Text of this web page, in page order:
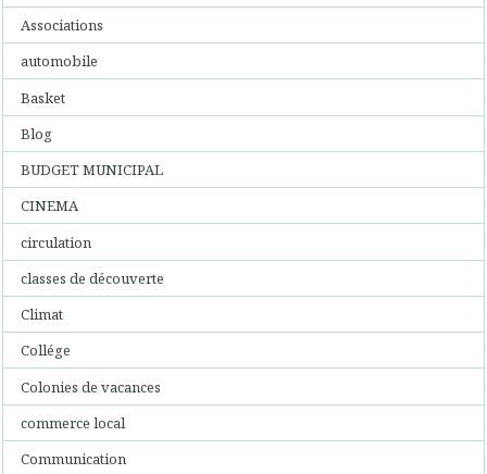
Associations
automobile
Basket
Blog
BUDGET MUNICIPAL
CINEMA
circulation
classes de découverte
Climat
Collége
Colonies de vacances
commerce local
Communication